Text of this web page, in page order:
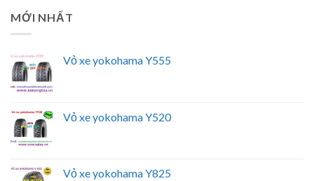
MỚI NHẤT
Vỏ xe yokohama Y555
Vỏ xe yokohama Y520
Vỏ xe yokohama Y825